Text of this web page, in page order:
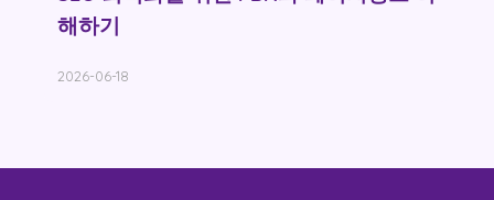
해하기
2026-06-18